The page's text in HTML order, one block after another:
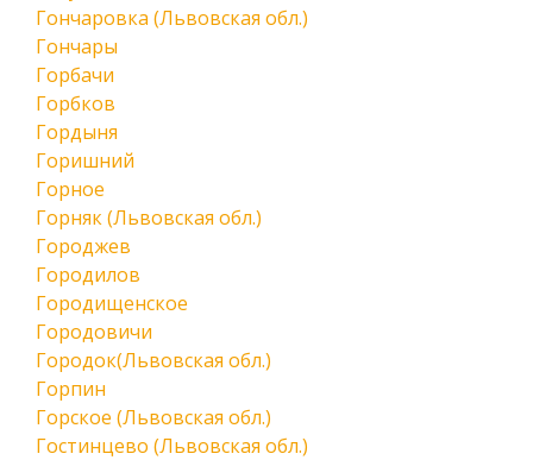
Гончаровка (Львовская обл.)
Гончары
Горбачи
Горбков
Гордыня
Горишний
Горное
Горняк (Львовская обл.)
Городжев
Городилов
Городищенское
Городовичи
Городок(Львовская обл.)
Горпин
Горское (Львовская обл.)
Гостинцево (Львовская обл.)